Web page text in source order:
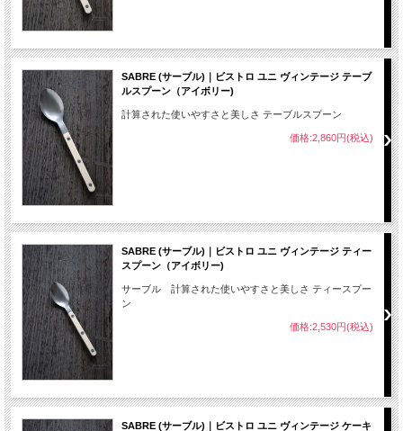
SABRE (サーブル)｜ビストロ ユニ ヴィンテージ テーブ
ルスプーン（アイボリー)
計算された使いやすさと美しさ テーブルスプーン
価格:2,860円(税込)
SABRE (サーブル)｜ビストロ ユニ ヴィンテージ ティー
スプーン（アイボリー)
サーブル 計算された使いやすさと美しさ ティースプー
ン
価格:2,530円(税込)
SABRE (サーブル)｜ビストロ ユニ ヴィンテージ ケーキ